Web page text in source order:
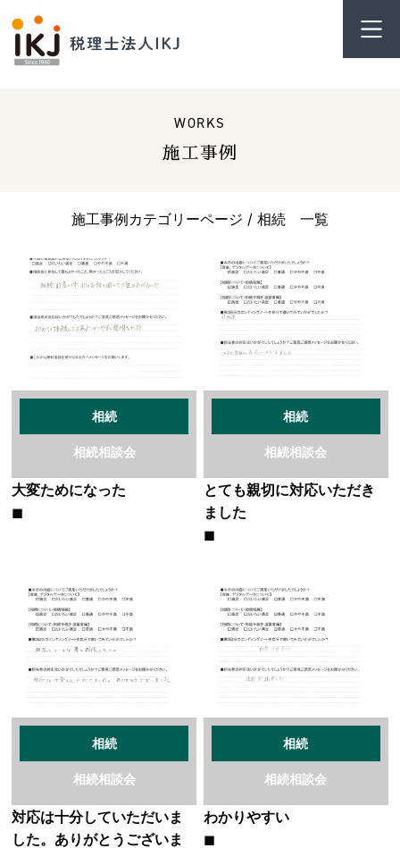
WORKS
施工事例
施工事例カテゴリーページ / 相続 一覧
相続
相続相談会
大変ためになった
相続
相続相談会
とても親切に対応いただき
ました
相続
相続相談会
対応は十分していただいま
した。ありがとうございま
相続
相続相談会
わかりやすい